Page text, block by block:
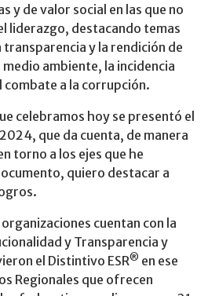
y de valor social en las que no
liderazgo, destacando temas
y la rendición de
ambiente, la incidencia
combate a la corrupción.
celebramos hoy se presentó el
que da cuenta, de manera
torno a los ejes que he
quiero destacar a
cuentan con la
y Transparencia y
el Distintivo ESR® en ese
Regionales que ofrecen